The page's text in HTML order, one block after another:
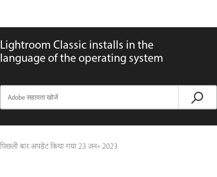
Lightroom Classic installs in the
language of the operating system
पिछली बार अपडेट किया गया23 जन॰ 2023